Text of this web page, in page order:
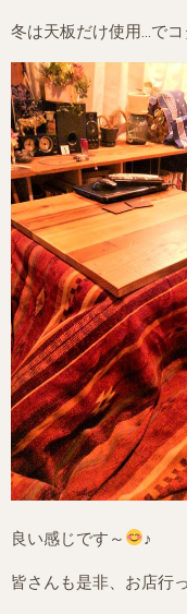
冬は天板だけ使用…で
良い感じです～ ♪
皆さんも是非、お店行